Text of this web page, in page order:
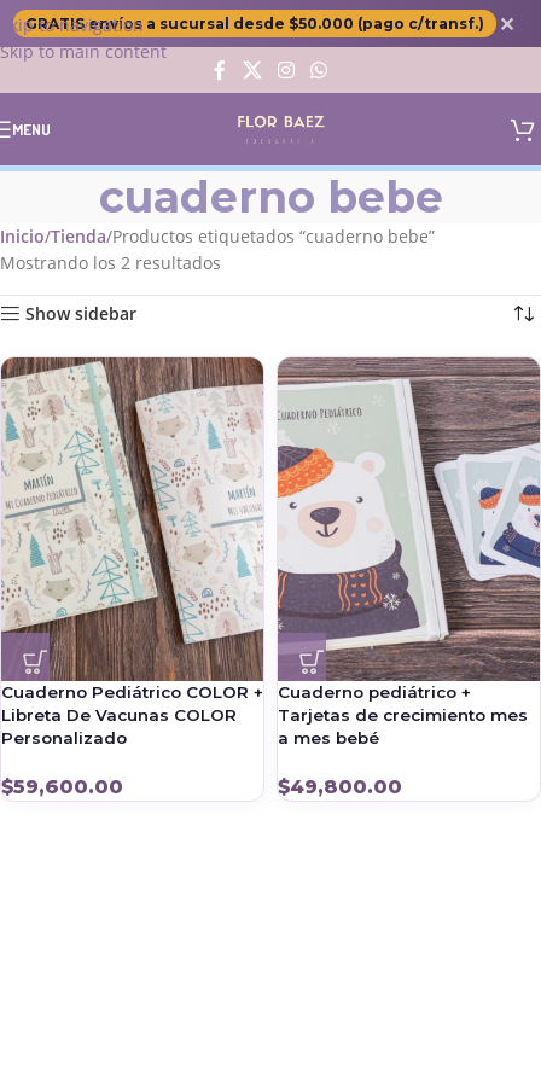
Skip to navigation
Skip to main content
GRATIS envíos a sucursal desde $50.000 (pago c/transf.) ✕
MENU
cuaderno bebe
Inicio Tienda Productos etiquetados “cuaderno bebe”
Mostrando los 2 resultados
Show sidebar
Cuaderno Pediátrico COLOR +
Libreta De Vacunas COLOR
Personalizado
$59,600.00
Cuaderno pediátrico +
Tarjetas de crecimiento mes
a mes bebé
$49,800.00